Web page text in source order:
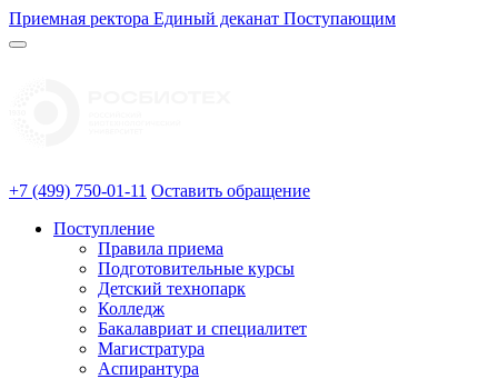
Приемная ректора Единый деканат Поступающим
+7 (499) 750-01-11 Оставить обращение
Поступление
Правила приема
Подготовительные курсы
Детский технопарк
Колледж
Бакалавриат и специалитет
Магистратура
Аспирантура